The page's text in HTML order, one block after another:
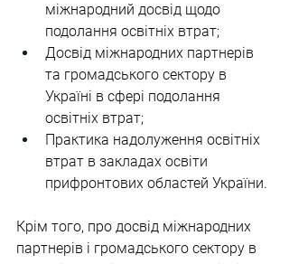
міжнародний досвід щодо
подолання освітніх втрат;
Досвід міжнародних партнерів
та громадського сектору в
Україні в сфері подолання
освітніх втрат;
Практика надолуження освітніх
втрат в закладах освіти
прифронтових областей України.
Крім того, про досвід міжнародних
партнерів і громадського сектору в